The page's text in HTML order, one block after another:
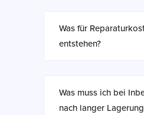
Was für
entstehen?
Was muss ich bei
nach langer